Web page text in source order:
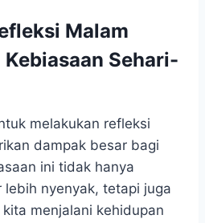
Malam
Sehari-
melakukan refleksi
dampak besar bagi
ini tidak hanya
nyenyak, tetapi juga
menjalani kehidupan